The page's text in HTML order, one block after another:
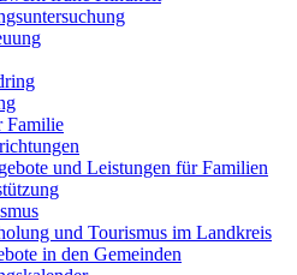
Familie
und Leistungen für Familien
und Tourismus im Landkreis
in den Gemeinden